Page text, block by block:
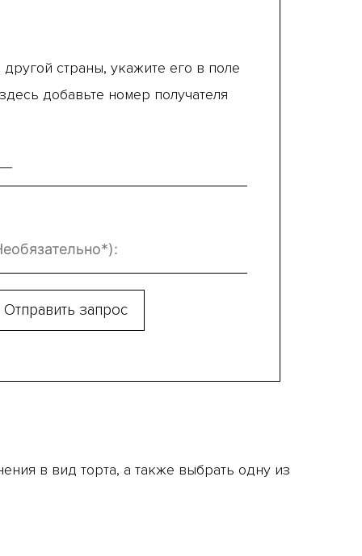
страны, укажите его в поле
добавьте номер получателя
в вид торта, а также выбрать одну из